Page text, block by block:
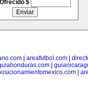
$
areafutbol.com
|